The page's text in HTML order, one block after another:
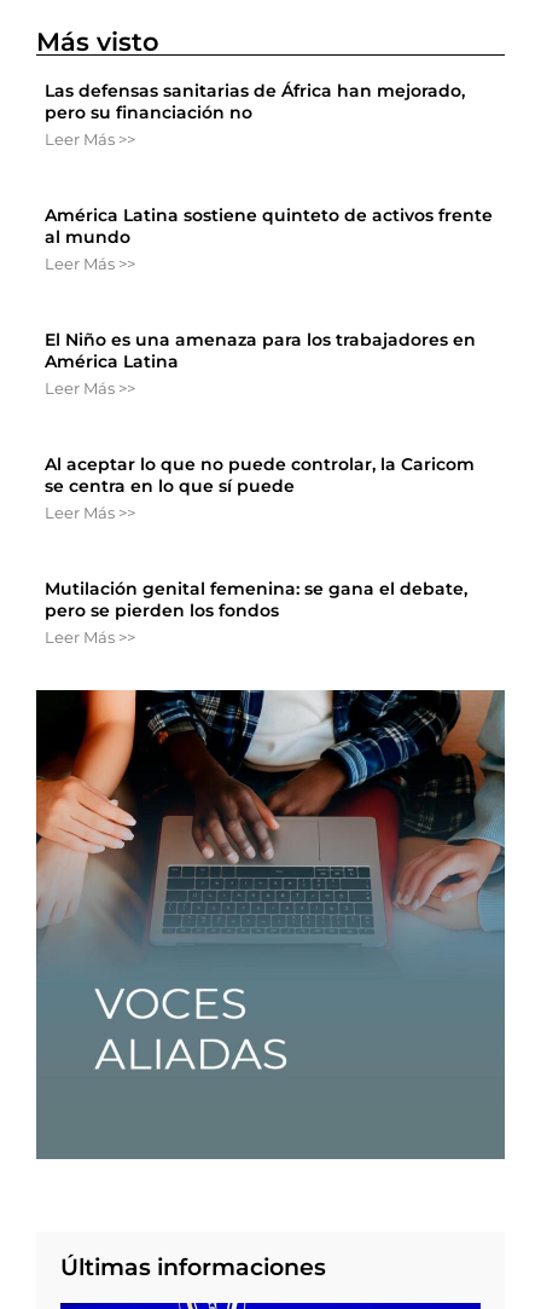
Más visto
Las defensas sanitarias de África han mejorado,
pero su financiación no
Leer Más >>
América Latina sostiene quinteto de activos frente
al mundo
Leer Más >>
El Niño es una amenaza para los trabajadores en
América Latina
Leer Más >>
Al aceptar lo que no puede controlar, la Caricom
se centra en lo que sí puede
Leer Más >>
Mutilación genital femenina: se gana el debate,
pero se pierden los fondos
Leer Más >>
Últimas informaciones